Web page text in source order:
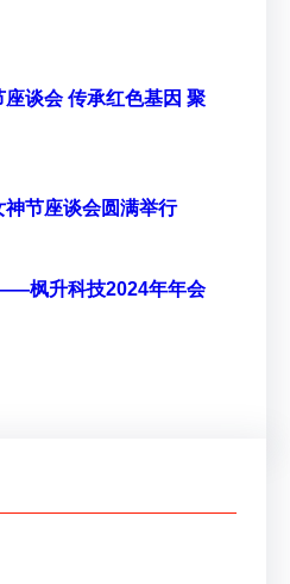
谈会 传承红色基因 聚
节座谈会圆满举行
枫升科技2024年年会